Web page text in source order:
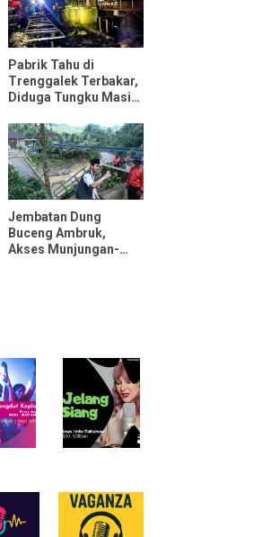
Pabrik Tahu di
Trenggalek Terbakar,
Diduga Tungku Masih
Jembatan Dung
Buceng Ambruk,
Akses Munjungan-